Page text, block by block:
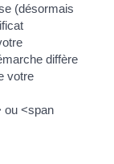
(désormais
diffère
votre
ou <span